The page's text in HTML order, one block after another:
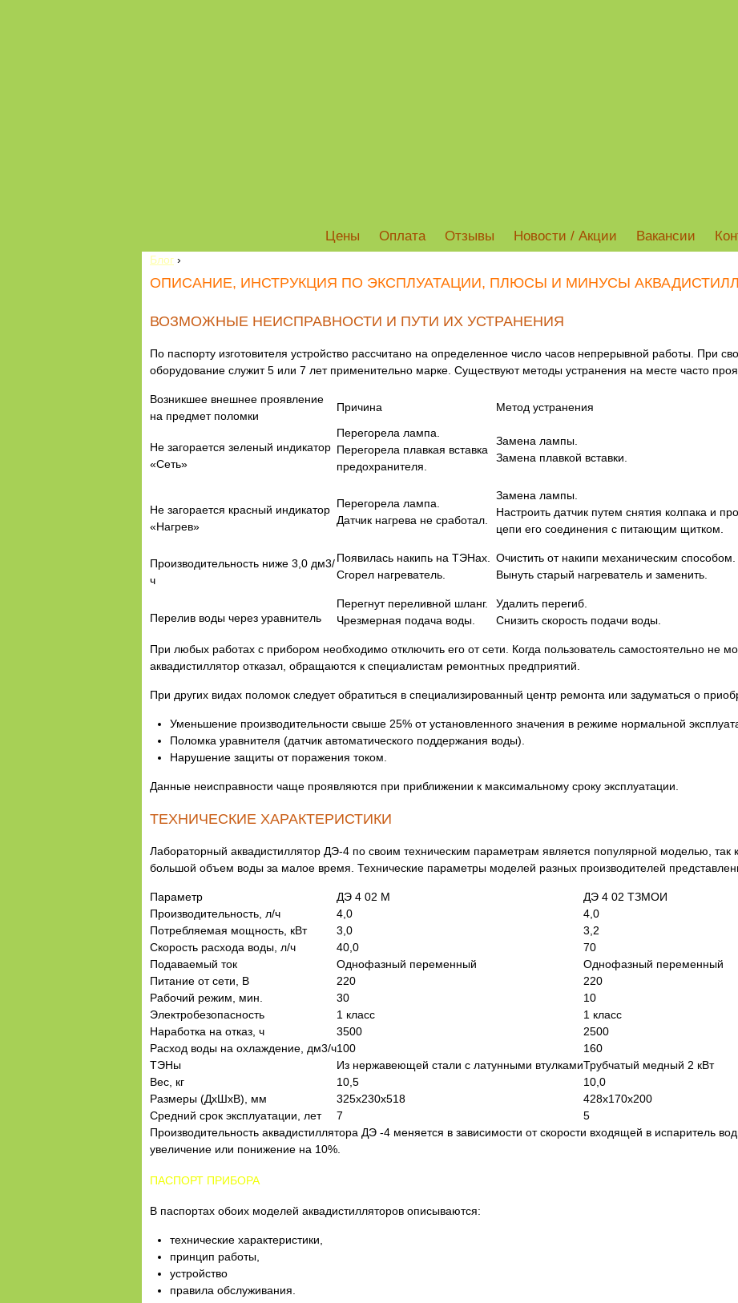
Цены Оплата Отзывы Новости / Акции Вакансии
Блог ›
ОПИСАНИЕ, ИНСТРУКЦИЯ ПО ЭКСПЛУАТАЦИИ, ПЛЮСЫ И МИНУСЫ
ВОЗМОЖНЫЕ НЕИСПРАВНОСТИ И ПУТИ ИХ УСТРАНЕНИЯ
По паспорту изготовителя устройство рассчитано на определенное число часов непрерывной работы. При
оборудование служит 5 или 7 лет применительно марке. Существуют методы устранения на месте часто
Возникшее внешнее проявление
на предмет поломки
Причина Метод устранения
Не загорается зеленый индикатор
«Сеть»
Перегорела лампа.
Перегорела плавкая вставка
предохранителя.
Замена лампы.
Замена плавкой вставки.
Не загорается красный индикатор
«Нагрев»
Перегорела лампа.
Датчик нагрева не сработал.
Замена лампы.
Настроить датчик путем снятия колпака и
цепи его соединения с питающим щитком.
Производительность ниже 3,0 дм3/
ч
Появилась накипь на ТЭНах.
Сгорел нагреватель.
Очистить от накипи механическим способом.
Вынуть старый нагреватель и заменить.
Перелив воды через уравнитель
Перегнут переливной шланг.
Чрезмерная подача воды.
Удалить перегиб.
Снизить скорость подачи воды.
При любых работах с прибором необходимо отключить его от сети. Когда пользователь самостоятельно не
аквадистиллятор отказал, обращаются к специалистам ремонтных предприятий.
При других видах поломок следует обратиться в специализированный центр ремонта или задуматься о
Уменьшение производительности свыше 25% от установленного значения в режиме нормальной
Поломка уравнителя (датчик автоматического поддержания воды).
Нарушение защиты от поражения током.
Данные неисправности чаще проявляются при приближении к максимальному сроку эксплуатации.
ТЕХНИЧЕСКИЕ ХАРАКТЕРИСТИКИ
Лабораторный аквадистиллятор ДЭ-4 по своим техническим параметрам является популярной моделью, так
большой объем воды за малое время. Технические параметры моделей разных производителей
Параметр ДЭ 4 02 М
ДЭ 4 02 ТЗМОИ
Производительность, л/ч
4,0
4,0
Потребляемая мощность, кВт
3,0
3,2
Скорость расхода воды, л/ч
40,0
70
Подаваемый ток
Однофазный переменный
Однофазный переменный
Питание от сети, В
220
220
Рабочий режим, мин.
30
10
Электробезопасность
1 класс
1 класс
Наработка на отказ, ч
3500
2500
Расход воды на охлаждение, дм3/ч100
160
ТЭНы
Из нержавеющей стали с латунными втулкамиТрубчатый медный 2 кВт
Вес, кг
10,5
10,0
Размеры (ДхШхВ), мм
325х230х518
428х170х200
Средний срок эксплуатации, лет
7
5
Производительность аквадистиллятора ДЭ -4 меняется в зависимости от скорости входящей в испаритель
увеличение или понижение на 10%.
ПАСПОРТ ПРИБОРА
В паспортах обоих моделей аквадистилляторов описываются:
технические характеристики,
принцип работы,
устройство
правила обслуживания.